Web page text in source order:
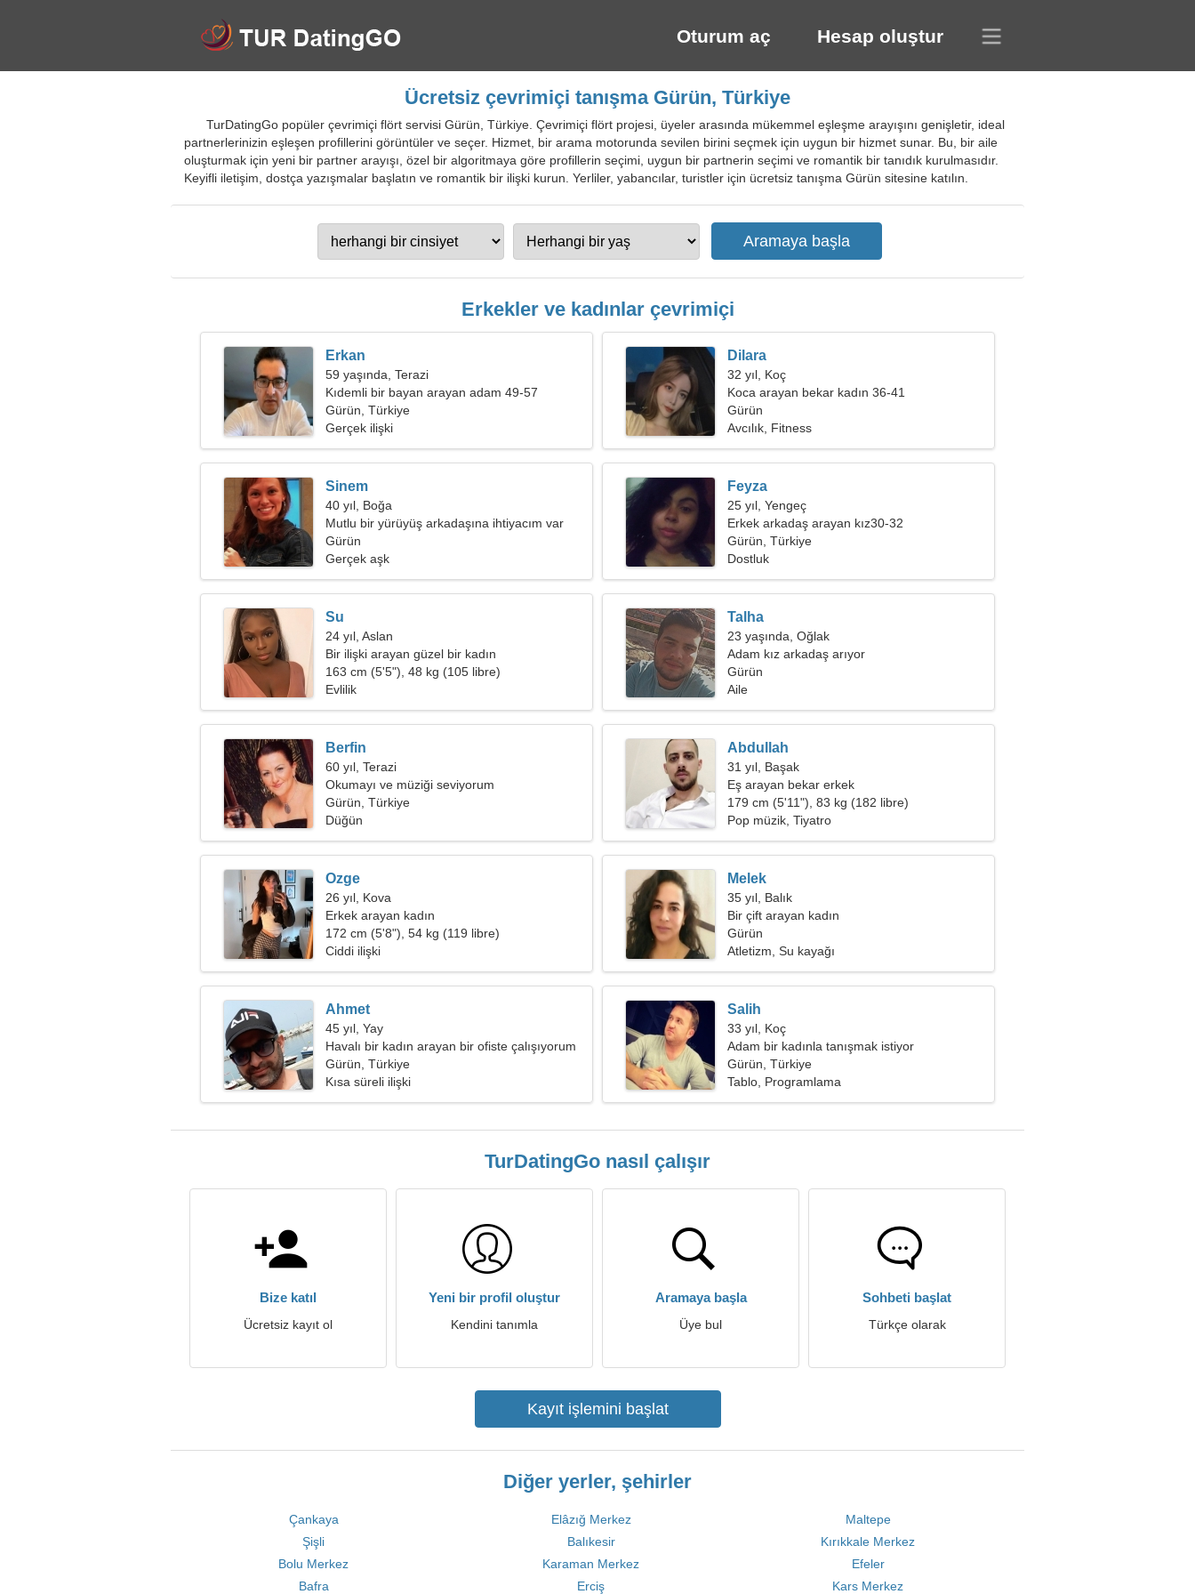
Oturum aç Hesap oluştur
Ücretsiz çevrimiçi tanışma Gürün, Türkiye
TurDatingGo popüler çevrimiçi flört servisi Gürün, Türkiye. Çevrimiçi flört projesi, üyeler arasında mükemmel eşleşme arayışını genişletir, ideal
partnerlerinizin eşleşen profillerini görüntüler ve seçer. Hizmet, bir arama motorunda sevilen birini seçmek için uygun bir hizmet sunar. Bu, bir aile
oluşturmak için yeni bir partner arayışı, özel bir algoritmaya göre profillerin seçimi, uygun bir partnerin seçimi ve romantik bir tanıdık kurulmasıdır.
Keyifli iletişim, dostça yazışmalar başlatın ve romantik bir ilişki kurun. Yerliler, yabancılar, turistler için ücretsiz tanışma Gürün sitesine katılın.
Erkekler ve kadınlar çevrimiçi
Erkan
59 yaşında, Terazi
Kıdemli bir bayan arayan adam 49-57
Gürün, Türkiye
Gerçek ilişki
Dilara
32 yıl, Koç
Koca arayan bekar kadın 36-41
Gürün
Avcılık, Fitness
Sinem
40 yıl, Boğa
Mutlu bir yürüyüş arkadaşına ihtiyacım var
Gürün
Gerçek aşk
Feyza
25 yıl, Yengeç
Erkek arkadaş arayan kız30-32
Gürün, Türkiye
Dostluk
Su
24 yıl, Aslan
Bir ilişki arayan güzel bir kadın
163 cm (5'5"), 48 kg (105 libre)
Evlilik
Talha
23 yaşında, Oğlak
Adam kız arkadaş arıyor
Gürün
Aile
Berfin
60 yıl, Terazi
Okumayı ve müziği seviyorum
Gürün, Türkiye
Düğün
Abdullah
31 yıl, Başak
Eş arayan bekar erkek
179 cm (5'11"), 83 kg (182 libre)
Pop müzik, Tiyatro
Ozge
26 yıl, Kova
Erkek arayan kadın
172 cm (5'8"), 54 kg (119 libre)
Ciddi ilişki
Melek
35 yıl, Balık
Bir çift arayan kadın
Gürün
Atletizm, Su kayağı
Ahmet
45 yıl, Yay
Havalı bir kadın arayan bir ofiste çalışıyorum
Gürün, Türkiye
Kısa süreli ilişki
Salih
33 yıl, Koç
Adam bir kadınla tanışmak istiyor
Gürün, Türkiye
Tablo, Programlama
TurDatingGo nasıl çalışır
Bize katıl
Ücretsiz kayıt ol
Yeni bir profil oluştur
Kendini tanımla
Aramaya başla
Üye bul
Sohbeti başlat
Türkçe olarak
Kayıt işlemini başlat
Diğer yerler, şehirler
Çankaya Elâzığ Merkez
Maltepe
Şişli
Balıkesir
Kırıkkale Merkez
Bolu Merkez
Karaman Merkez
Efeler
Bafra
Erciş Kars Merkez